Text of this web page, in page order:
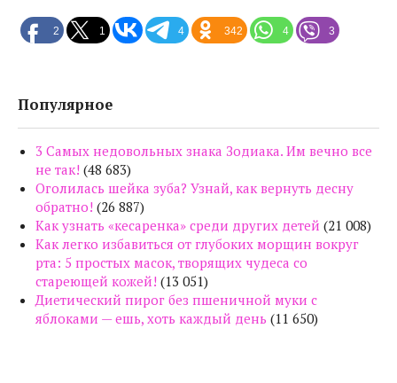
2 1 4 342 4 3
Популярное
3 Самых недовольных знака Зодиака. Им вечно все
не так! (48 683)
Оголилась шейка зуба? Узнай, как вернуть десну
обратно! (26 887)
Как узнать «кесаренка» среди других детей (21 008)
Как легко избавиться от глубоких морщин вокруг
рта: 5 простых масок, творящих чудеса со
стареющей кожей! (13 051)
Диетический пирог без пшеничной муки с
яблоками — ешь, хоть каждый день (11 650)